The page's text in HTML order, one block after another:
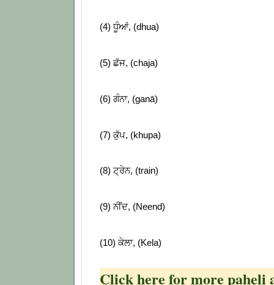
(4) ਧੂੰਆਂ, (dhua)
(5) ਛੱਜ, (chaja)
(6) ਗੰਨਾ, (ganā)
(7) ਕੁੱਪ, (khupa)
(8) ਟ੍ਰੇਨ, (train)
(9) ਨੀਂਦ, (Neend)
(10) ਕੇਲਾ, (Kela)
Click here for more paheli